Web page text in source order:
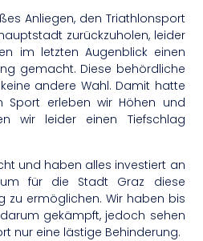
Anliegen, den Triathlonsport
zurückzuholen, leider
im letzten Augenblick einen
gemacht. Diese behördliche
andere Wahl. Damit hatte
Sport erleben wir Höhen und
wir leider einen Tiefschlag
und haben alles investiert an
für die Stadt Graz diese
zu ermöglichen. Wir haben bis
gekämpft, jedoch sehen
nur eine lästige Behinderung.